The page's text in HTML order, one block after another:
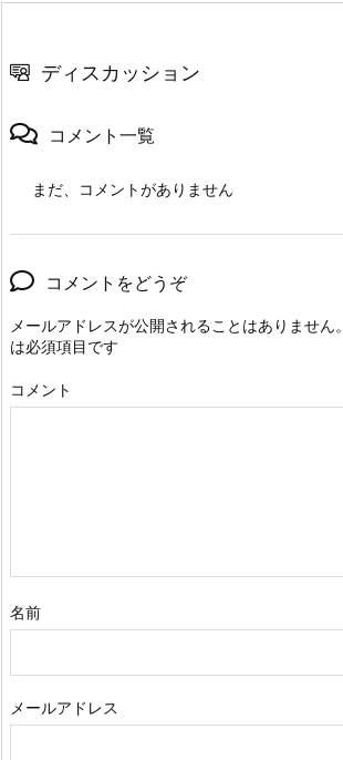
ディスカッション
コメント一覧
まだ、コメントがありません
コメントをどうぞ
メールアドレスが公開されることはありません。
は必須項目です
コメント
名前
メールアドレス